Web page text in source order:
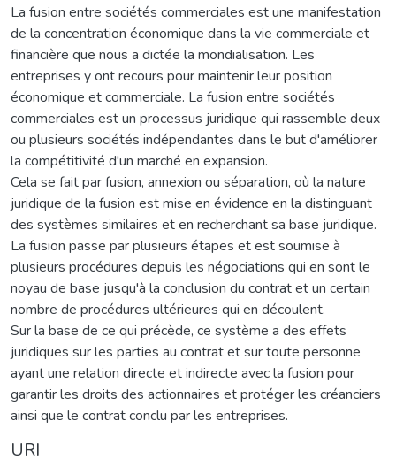
La fusion entre sociétés commerciales est une manifestation
de la concentration économique dans la vie commerciale et
financière que nous a dictée la mondialisation. Les
entreprises y ont recours pour maintenir leur position
économique et commerciale. La fusion entre sociétés
commerciales est un processus juridique qui rassemble deux
ou plusieurs sociétés indépendantes dans le but d'améliorer
la compétitivité d'un marché en expansion.
Cela se fait par fusion, annexion ou séparation, où la nature
juridique de la fusion est mise en évidence en la distinguant
des systèmes similaires et en recherchant sa base juridique.
La fusion passe par plusieurs étapes et est soumise à
plusieurs procédures depuis les négociations qui en sont le
noyau de base jusqu'à la conclusion du contrat et un certain
nombre de procédures ultérieures qui en découlent.
Sur la base de ce qui précède, ce système a des effets
juridiques sur les parties au contrat et sur toute personne
ayant une relation directe et indirecte avec la fusion pour
garantir les droits des actionnaires et protéger les créanciers
ainsi que le contrat conclu par les entreprises.
URI